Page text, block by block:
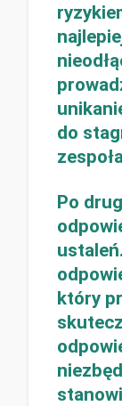
do
Po
który